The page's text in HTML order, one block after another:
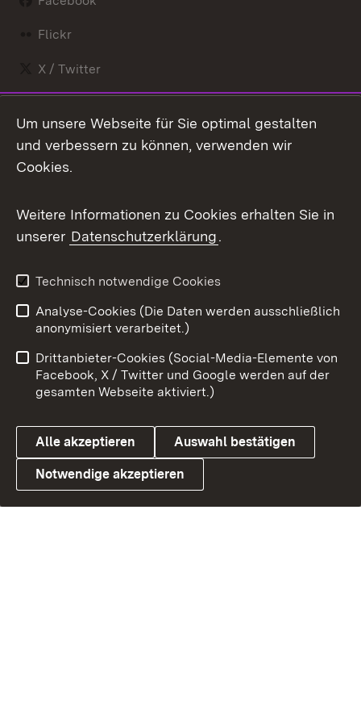
Flickr
X / Twitter
Link zum Landesportal
Impressum
Barrierefreiheit
Datenschutz
Um unsere Webseite für Sie optimal gestalten
und verbessern zu können, verwenden wir
Cookies.
Weitere Informationen zu Cookies erhalten Sie in
unserer Datenschutzerklärung.
Technisch notwendige Cookies
Analyse-Cookies (Die Daten werden ausschließlich
anonymisiert verarbeitet.)
Drittanbieter-Cookies (Social-Media-Elemente von
Facebook, X / Twitter und Google werden auf der
gesamten Webseite aktiviert.)
Alle akzeptieren Auswahl bestätigen
Notwendige akzeptieren